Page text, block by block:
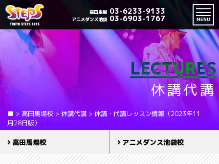
高田馬場 03-6233-9133
アニメダンス池袋 03-6903-1767 MENU
LECTURES
休講代講
■ > 高田馬場校 > 休講代講 > 休講・代講レッスン情報（2023年11
月28日版）
高田馬場校 アニメダンス池袋校